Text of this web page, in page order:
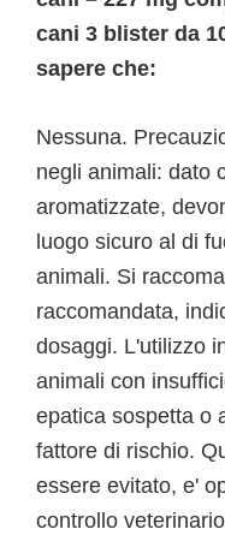
cani 3 blister da
sapere che:
Nessuna.
negli animali: dato
aromatizzate,
luogo sicuro al di
animali. Si
raccomandata,
dosaggi. L'utilizzo
animali con
epatica sospetta o
fattore di rischio.
essere evitato, e'
controllo